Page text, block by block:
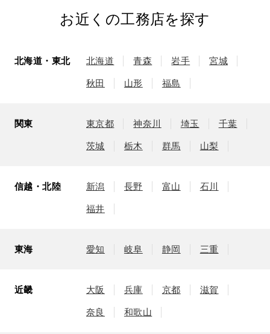
お近くの工務店を探す
北海道・東北 北海道 青森 岩手 宮城
秋田 山形 福島
関東 東京都 神奈川 埼玉 千葉
茨城 栃木 群馬 山梨
信越・北陸 新潟 長野 富山 石川
福井
東海 愛知 岐阜 静岡 三重
近畿 大阪 兵庫 京都 滋賀
奈良 和歌山